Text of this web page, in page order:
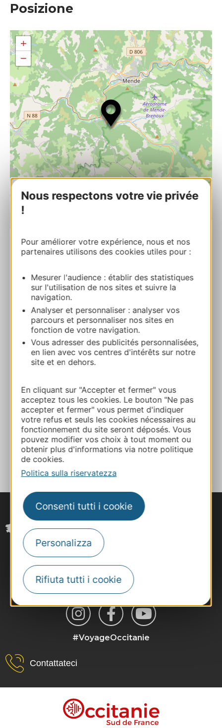
Nous respectons votre vie privée
!
Pour améliorer votre expérience, nous et nos
partenaires utilisons des cookies utiles pour :
Mesurer l'audience : établir des statistiques
sur l'utilisation de nos sites et suivre la
navigation.
Analyser et personnaliser : analyser vos
parcours et personnaliser nos sites en
fonction de votre navigation.
Vous adresser des publicités personnalisées,
en lien avec vos centres d'intérêts sur notre
site et en dehors.
En cliquant sur "Accepter et fermer" vous
acceptez tous les cookies. Le bouton "Ne pas
accepter et fermer" vous permet d'indiquer
votre refus et seuls les cookies nécessaires au
fonctionnement du site seront déposés. Vous
pouvez modifier vos choix à tout moment ou
obtenir plus d'informations via notre politique
de cookies.
Politica sulla riservatezza
Consenti tutti i cookie
Personalizza
Rifiuta tutti i cookie
Posizione
+
−
ESCAPADE
Calcola il tuo percorso
+33 4 66 47 04 23
+33 4 66 31 04 50
E-mail
Sito web
AGGIUNGI
AL TACCUINO
#VoyageOccitanie
Contattateci